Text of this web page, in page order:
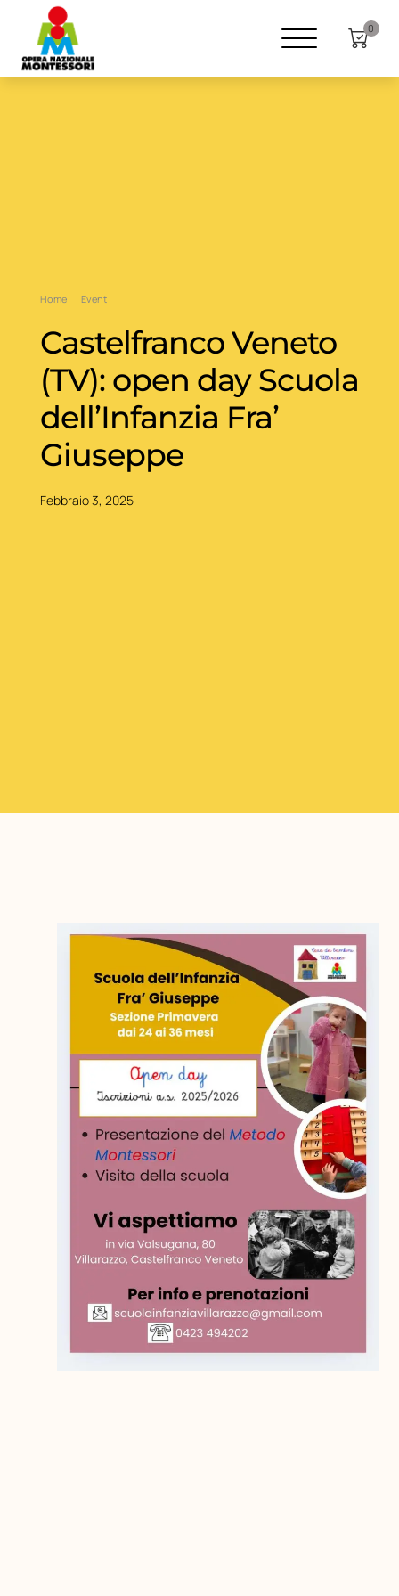
0
Home Event
Castelfranco Veneto
(TV): open day Scuola
dell’Infanzia Fra’
Giuseppe
Febbraio 3, 2025